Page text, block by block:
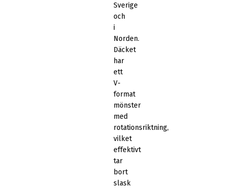
Sverige
och
i
Norden.
Däcket
har
ett
V-
format
mönster
med
rotationsriktning,
vilket
effektivt
tar
bort
slask